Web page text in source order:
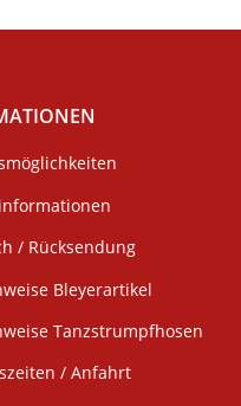
/ Rücksendung
Bleyerartikel
Tanzstrumpfhosen
/ Anfahrt